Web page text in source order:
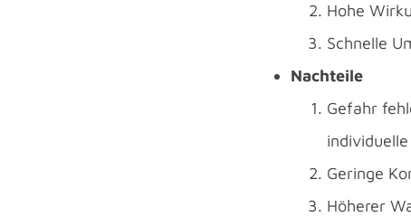
Hohe
Schnelle
Nachteile
Gefahr
Geringe
Höherer